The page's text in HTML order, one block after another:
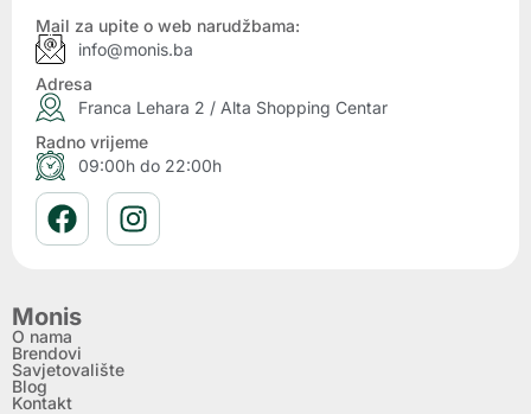
Mail za upite o web narudžbama:
info@monis.ba
Adresa
Franca Lehara 2 / Alta Shopping Centar
Radno vrijeme
09:00h do 22:00h
Monis
O nama
Brendovi
Savjetovalište
Blog
Kontakt